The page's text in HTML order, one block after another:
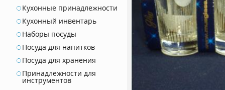
Кухонные принадлежности
Кухонный инвентарь
Наборы посуды
Посуда для напитков
Посуда для хранения
Принадлежности для
инструментов